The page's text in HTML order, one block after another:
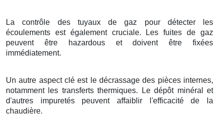
La contrôle des tuyaux de gaz pour détecter les
écoulements est également cruciale. Les fuites de gaz
peuvent être hazardous et doivent être fixées
immédiatement.
Un autre aspect clé est le décrassage des pièces internes,
notamment les transferts thermiques. Le dépôt minéral et
d'autres impuretés peuvent affaiblir l'efficacité de la
chaudière.